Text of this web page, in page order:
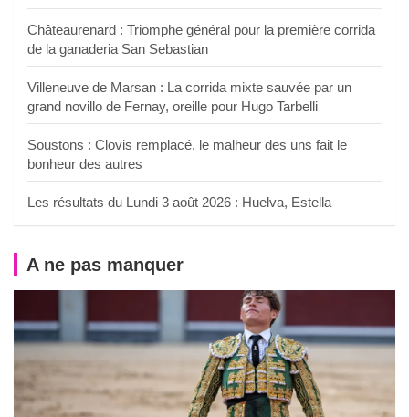
Châteaurenard : Triomphe général pour la première corrida
de la ganaderia San Sebastian
Villeneuve de Marsan : La corrida mixte sauvée par un
grand novillo de Fernay, oreille pour Hugo Tarbelli
Soustons : Clovis remplacé, le malheur des uns fait le
bonheur des autres
Les résultats du Lundi 3 août 2026 : Huelva, Estella
A ne pas manquer